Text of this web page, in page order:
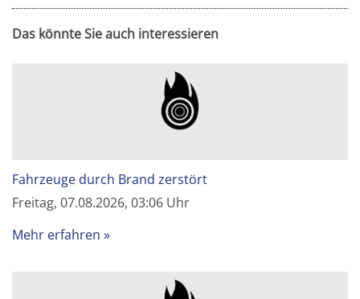
Das könnte Sie auch interessieren
Fahrzeuge durch Brand zerstört
Freitag, 07.08.2026, 03:06 Uhr
Mehr erfahren